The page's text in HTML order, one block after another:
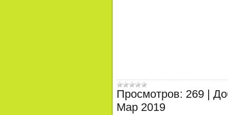
Просмотров: 269 |
Мар 2019